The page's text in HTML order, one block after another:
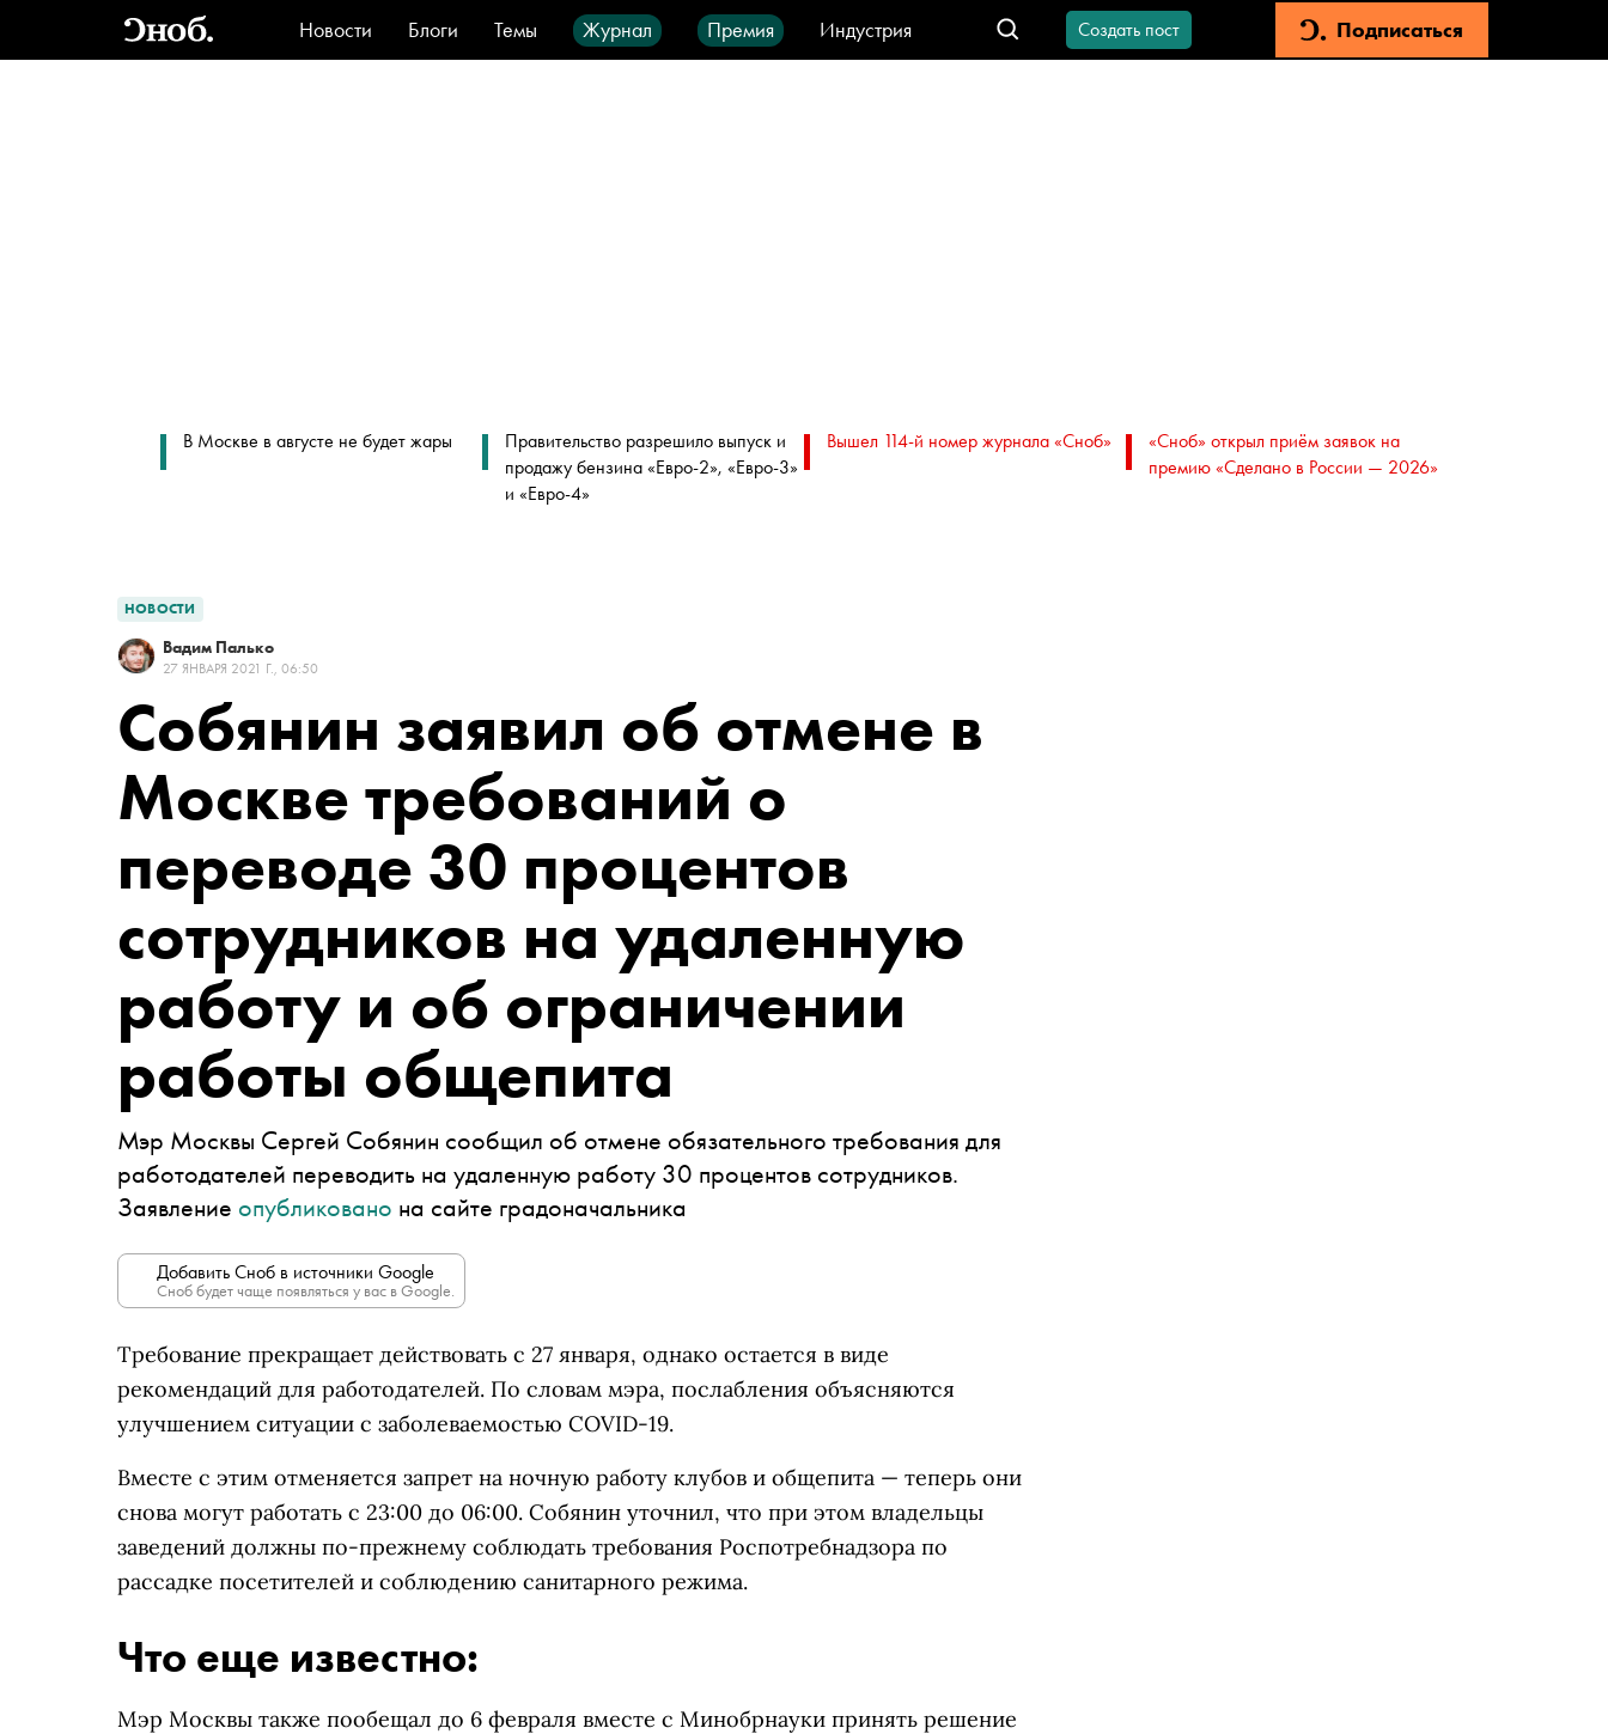
Новости Блоги Темы Журнал Премия
Индустрия
Стиль
Видео Город IT-продукты
Создать пост Подписаться
В Москве в августе не будет жары
Правительство разрешило выпуск и
продажу бензина «Евро-2», «Евро-3»
и «Евро-4»
Вышел 114-й номер журнала «Сноб»
«Сноб» открыл приём заявок на
премию «Сделано в России — 2026»
НОВОСТИ
Вадим Палько
27 ЯНВАРЯ 2021 Г., 06:50
Собянин заявил об отмене в
Москве требований о
переводе 30 процентов
сотрудников на удаленную
работу и об ограничении
работы общепита
Мэр Москвы Сергей Собянин сообщил об отмене обязательного требования для
работодателей переводить на удаленную работу 30 процентов сотрудников.
Заявление опубликовано на сайте градоначальника
Добавить Сноб в источники Google
Сноб будет чаще появляться у вас в Google.
Требование прекращает действовать с 27 января, однако остается в виде
рекомендаций для работодателей. По словам мэра, послабления объясняются
улучшением ситуации с заболеваемостью COVID-19.
Вместе с этим отменяется запрет на ночную работу клубов и общепита — теперь они
снова могут работать с 23:00 до 06:00. Собянин уточнил, что при этом владельцы
заведений должны по-прежнему соблюдать требования Роспотребнадзора по
рассадке посетителей и соблюдению санитарного режима.
Что еще известно:
Мэр Москвы также пообещал до 6 февраля вместе с Минобрнауки принять решение